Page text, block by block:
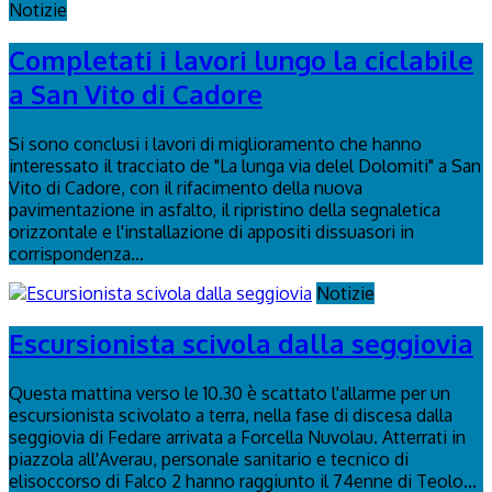
Notizie
Completati i lavori lungo la ciclabile
a San Vito di Cadore
Si sono conclusi i lavori di miglioramento che hanno
interessato il tracciato de "La lunga via delel Dolomiti" a San
Vito di Cadore, con il rifacimento della nuova
pavimentazione in asfalto, il ripristino della segnaletica
orizzontale e l'installazione di appositi dissuasori in
corrispondenza...
Notizie
Escursionista scivola dalla seggiovia
Questa mattina verso le 10.30 è scattato l'allarme per un
escursionista scivolato a terra, nella fase di discesa dalla
seggiovia di Fedare arrivata a Forcella Nuvolau. Atterrati in
piazzola all'Averau, personale sanitario e tecnico di
elisoccorso di Falco 2 hanno raggiunto il 74enne di Teolo...